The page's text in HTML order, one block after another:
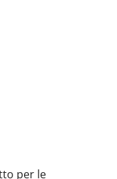
per le